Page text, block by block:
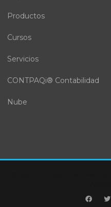
Productos
Cursos
Servicios
CONTPAQi® Contabilidad
Nube